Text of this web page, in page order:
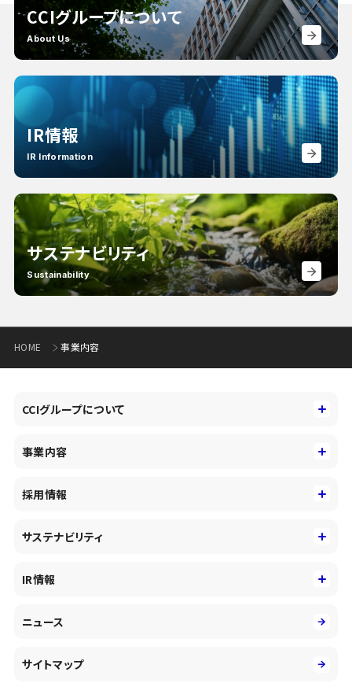
CCIグループについて
About Us
IR情報
IR Information
サステナビリティ
Sustainability
HOME 事業内容
CCIグループについて
コーポレートアイデンティティ
会社概要・沿革
事業内容
コンサルティング&アドバイザリー
投資事業の拡大
DXとシステムモダナイゼーション
人的資本経営の取組み
採用情報
キャリア採用
障がい者採用
サステナビリティ
社会
IR情報
有価証券報告書／四半期報告書
ニュース
サイトマップ